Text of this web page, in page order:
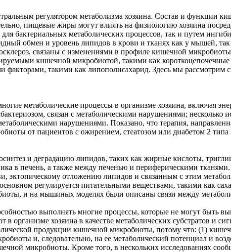
регулятором метаболизма хозяина. Состав и функции
пищевые жиры могут влиять на физиологию хозяина
бактериальных метаболических процессов, так и путем
обмен и уровень липидов в крови и тканях как у мышей,
связаны с изменениями в профиле кишечной
кишечной микробиотой, такими как
факторами, такими как липополисахарид. Здесь мы
метаболические процессы в организме хозяина, включая
связан с метаболическими нарушениями;
нарушениями. Показано, что терапия,
от пациентов с ожирением, стеатозом или диабетом 2
и деградацию липидов, таких как жирные кислоты,
в печень, а также между печенью и периферическими
эктопическому отложению липидов и связанным с этим
регулируется питательными веществами, такими как
и на мышиных моделях были описаны связи между
выполнять многие процессы, которые не могут быть
организме хозяина в качестве метаболических субстратов и
продукции кишечной микробиоты, потому что: (1)
и, следовательно, на ее метаболический потенциал и
микробиоты. Кроме того, в нескольких исследованиях